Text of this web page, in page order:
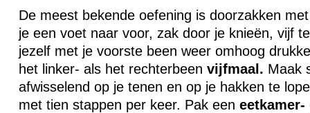
De meest bekende oefening is doorzakken
je een voet naar voor, zak door je knieën, vijf
jezelf met je voorste been weer omhoog
het linker- als het rechterbeen vijfmaal. Maak
afwisselend op je tenen en op je hakken te
met tien stappen per keer. Pak een eetkamer-